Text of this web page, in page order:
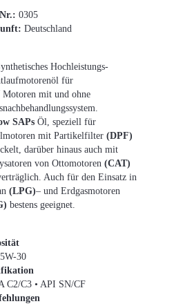
0305
Deutschland
Hochleistungs-
für
mit und ohne
SAPs Öl, speziell für
mit Partikelfilter (DPF)
darüber hinaus auch mit
von Ottomotoren (CAT)
Auch für den Einsatz in
(LPG)– und Erdgasmotoren
bestens geeignet.
30
C2/C3 • API SN/CF